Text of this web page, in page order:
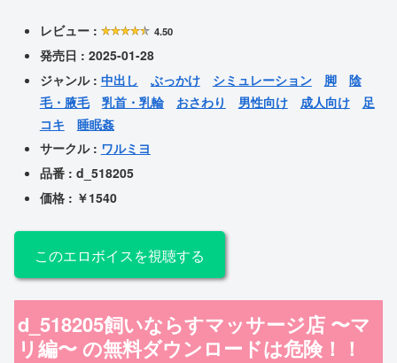
レビュー : 4.50
発売日 : 2025-01-28
ジャンル : 中出し ぶっかけ シミュレーション 脚
陰
毛・腋毛
乳首・乳輪 おさわり 男性向け 成人向け
足
コキ
睡眠姦
サークル : ワルミヨ
品番 : d_518205
価格 : ￥1540
このエロボイスを視聴する
d_518205飼いならすマッサージ店 〜マ
リ編〜 の無料ダウンロードは危険！！